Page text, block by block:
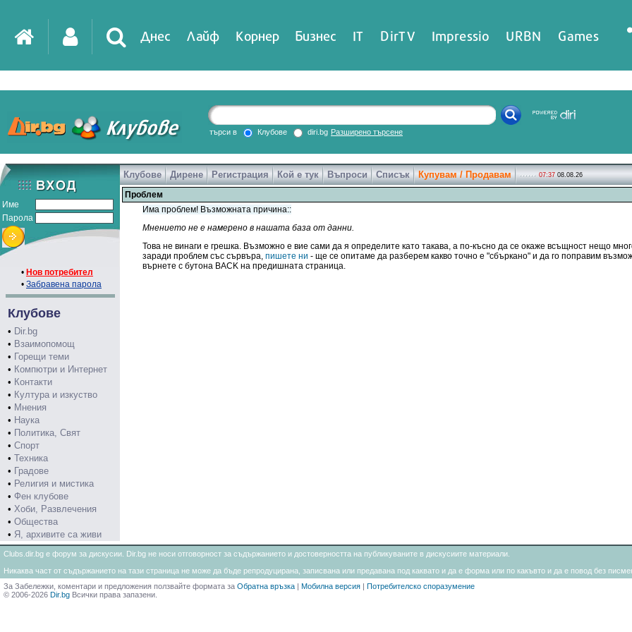
Днес Лайф Корнер Бизнес IT DirTV Impressio URBN Games
търси в Клубове diri.bg Разширено търсене
Име
Парола
• Нов потребител
• Забравена парола
Клубове
• Dir.bg
• Взаимопомощ
• Горещи теми
• Компютри и Интернет
• Контакти
• Култура и изкуство
• Мнения
• Наука
• Политика, Свят
• Спорт
• Техника
• Градове
• Религия и мистика
• Фен клубове
• Хоби, Развлечения
• Общества
• Я, архивите са живи
Клубове Дирене Регистрация Кой е тук Въпроси Списък Купувам / Продавам 07:37 08.08.26
Проблем
Има проблем! Възможната причина::
Мнението не е намерено в нашата база от данни.
Това не винаги е грешка. Възможно е вие сами да я определите като такава, а по-късно да се окаже всъщност нещо
заради проблем със сървъра, пишете ни - ще се опитаме да разберем какво точно е "сбъркано" и да го поправим
върнете с бутона BACK на предишната страница.
Clubs.dir.bg е форум за дискусии. Dir.bg не носи отговорност за съдържанието и достоверността на публикуваните в дискусиите материали.
Никаква част от съдържанието на тази страница не може да бъде репродуцирана, записвана или предавана под каквато и да е форма или по какъвто и да е повод без
За Забележки, коментари и предложения ползвайте формата за Обратна връзка | Мобилна версия | Потребителско споразумение
© 2006-2026 Dir.bg Всички права запазени.